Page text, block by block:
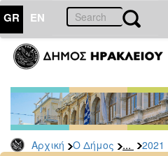
GR EN
Αρχική Ο Δήμος ... 2021
ΔΗΜΟΣ
Δελτία
Τύπου
Αρχείο
2026